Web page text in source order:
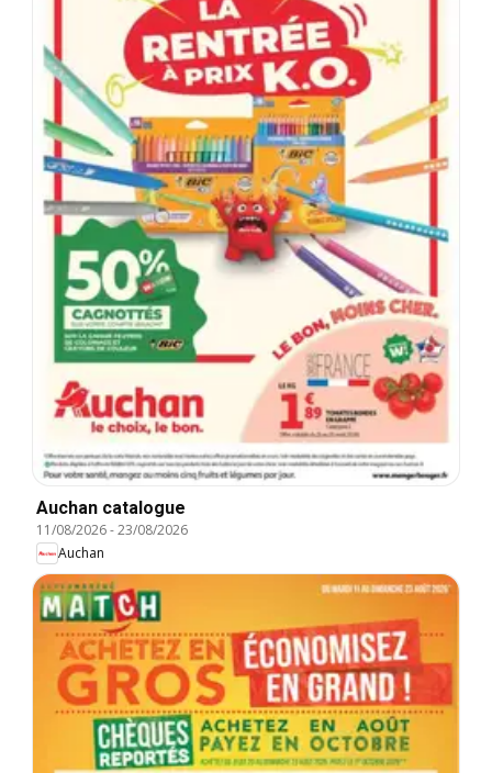
Auchan catalogue
11/08/2026-23/08/2026
Auchan